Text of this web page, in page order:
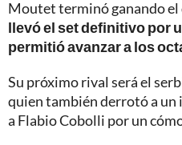
Moutet terminó ganando el
llevó el set definitivo por
permitió avanzar a los
Su próximo rival será el
quien también derrotó a un
a Flabio Cobolli por un